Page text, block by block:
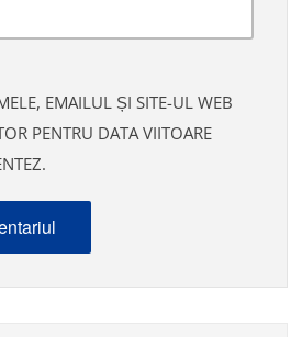
EMAILUL ȘI SITE-UL WEB
PENTRU DATA VIITOARE